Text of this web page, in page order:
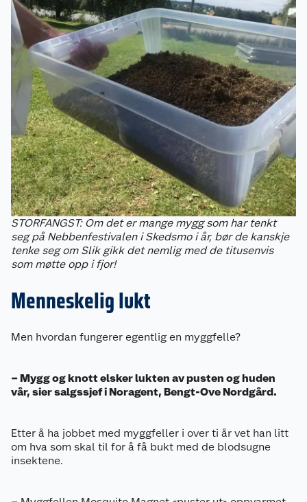
STORFANGST: Om det er mange mygg som har tenkt
seg på Nebbenfestivalen i Skedsmo i år, bør de kanskje
tenke seg om Slik gikk det nemlig med de titusenvis
som møtte opp i fjor!
Menneskelig lukt
Men hvordan fungerer egentlig en myggfelle?
– Mygg og knott elsker lukten av pusten og huden
vår, sier salgssjef i Noragent, Bengt-Ove Nordgård.
Etter å ha jobbet med myggfeller i over ti år vet han litt
om hva som skal til for å få bukt med de blodsugne
insektene.